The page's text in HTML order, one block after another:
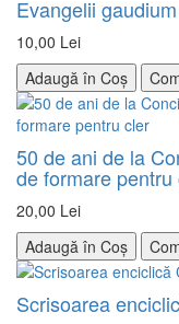
Evangelii gaudium
10,00 Lei
Adaugă în Coș
50 de ani de la
de formare pentru
20,00 Lei
Adaugă în Coș
Scrisoarea